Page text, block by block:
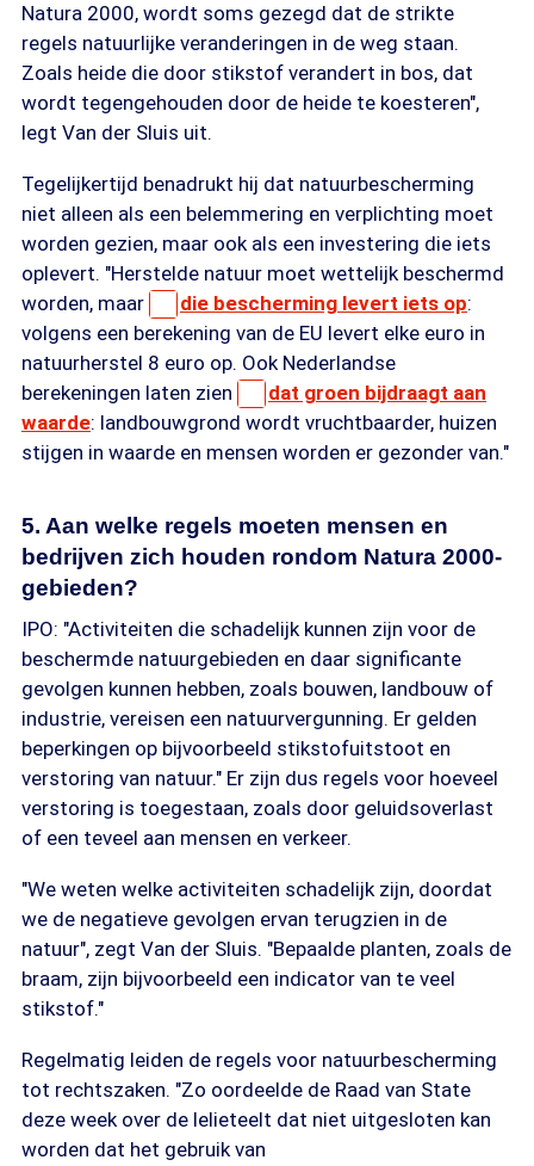
Natura 2000, wordt soms gezegd dat de strikte
regels natuurlijke veranderingen in de weg staan.
Zoals heide die door stikstof verandert in bos, dat
wordt tegengehouden door de heide te koesteren",
legt Van der Sluis uit.
Tegelijkertijd benadrukt hij dat natuurbescherming
niet alleen als een belemmering en verplichting moet
worden gezien, maar ook als een investering die iets
oplevert. "Herstelde natuur moet wettelijk beschermd
worden, maar
die bescherming levert iets op:
volgens een berekening van de EU levert elke euro in
natuurherstel 8 euro op. Ook Nederlandse
berekeningen laten zien
dat groen bijdraagt aan
waarde: landbouwgrond wordt vruchtbaarder, huizen
stijgen in waarde en mensen worden er gezonder van."
5. Aan welke regels moeten mensen en
bedrijven zich houden rondom Natura 2000-
gebieden?
IPO: "Activiteiten die schadelijk kunnen zijn voor de
beschermde natuurgebieden en daar significante
gevolgen kunnen hebben, zoals bouwen, landbouw of
industrie, vereisen een natuurvergunning. Er gelden
beperkingen op bijvoorbeeld stikstofuitstoot en
verstoring van natuur." Er zijn dus regels voor hoeveel
verstoring is toegestaan, zoals door geluidsoverlast
of een teveel aan mensen en verkeer.
"We weten welke activiteiten schadelijk zijn, doordat
we de negatieve gevolgen ervan terugzien in de
natuur", zegt Van der Sluis. "Bepaalde planten, zoals de
braam, zijn bijvoorbeeld een indicator van te veel
stikstof."
Regelmatig leiden de regels voor natuurbescherming
tot rechtszaken. "Zo oordeelde de Raad van State
deze week over de lelieteelt dat niet uitgesloten kan
worden dat het gebruik van